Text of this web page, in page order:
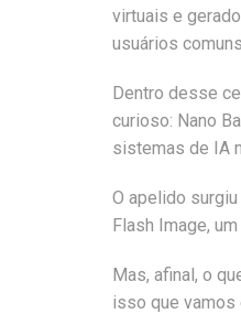
virtuais e
usuários
Dentro desse
curioso: Nano
sistemas de IA
O apelido
Flash Image,
Mas, afinal, o
isso que vamos